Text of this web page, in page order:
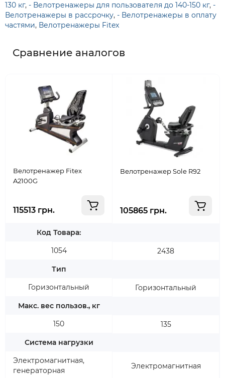
130 кг, - Велотренажеры для пользователя до 140-150 кг, -
Велотренажеры в рассрочку, - Велотренажеры в оплату
частями, Велотренажеры Fitex
Сравнение аналогов
Велотренажер Fitex
A2100G
115513 грн.
Код Товара:
1054
Тип
Горизонтальный
Макс. вес пользов., кг
150
Система нагрузки
Электромагнитная,
генераторная
Велотренажер Sole R92
105865 грн.
2438
Горизонтальный
135
Электромагнитная